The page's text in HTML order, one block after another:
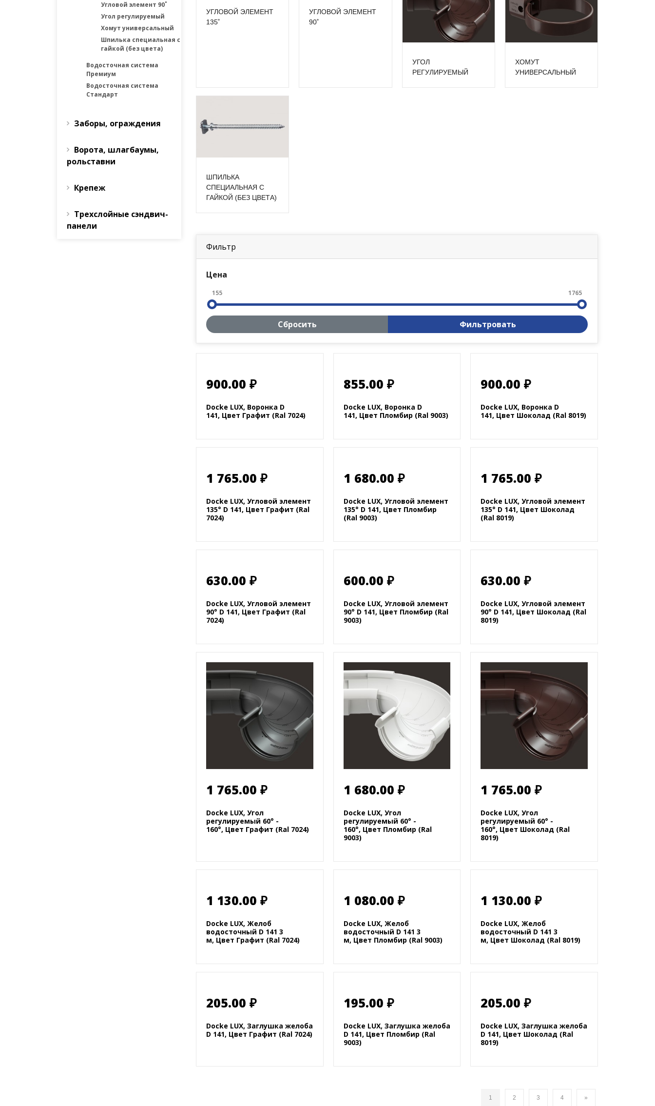
Угловой элемент 90˚
Угол регулируемый
Хомут универсальный
Шпилька специальная с
гайкой (без цвета)
Водосточная система
Премиум
Водосточная система
Стандарт
Заборы, ограждения
Ворота, шлагбаумы,
рольставни
Крепеж
Трехслойные сэндвич-
панели
УГЛОВОЙ ЭЛЕМЕНТ
135˚
УГЛОВОЙ ЭЛЕМЕНТ
90˚
УГОЛ
РЕГУЛИРУЕМЫЙ
ХОМУТ
УНИВЕРСАЛЬНЫЙ
ШПИЛЬКА
СПЕЦИАЛЬНАЯ С
ГАЙКОЙ (БЕЗ ЦВЕТА)
Фильтр
Цена
155 1765
Сбросить Фильтровать
900.00 ₽
Docke LUX, Воронка D
141, Цвет Графит (Ral 7024)
855.00 ₽
Docke LUX, Воронка D
141, Цвет Пломбир (Ral 9003)
900.00 ₽
Docke LUX, Воронка D
141, Цвет Шоколад (Ral 8019)
1 765.00 ₽
Docke LUX, Угловой элемент
135° D 141, Цвет Графит (Ral
7024)
1 680.00 ₽
Docke LUX, Угловой элемент
135° D 141, Цвет Пломбир
(Ral 9003)
1 765.00 ₽
Docke LUX, Угловой элемент
135° D 141, Цвет Шоколад
(Ral 8019)
630.00 ₽
Docke LUX, Угловой элемент
90° D 141, Цвет Графит (Ral
7024)
600.00 ₽
Docke LUX, Угловой элемент
90° D 141, Цвет Пломбир (Ral
9003)
630.00 ₽
Docke LUX, Угловой элемент
90° D 141, Цвет Шоколад (Ral
8019)
1 765.00 ₽
Docke LUX, Угол
регулируемый 60° -
160°, Цвет Графит (Ral 7024)
1 680.00 ₽
Docke LUX, Угол
регулируемый 60° -
160°, Цвет Пломбир (Ral
9003)
1 765.00 ₽
Docke LUX, Угол
регулируемый 60° -
160°, Цвет Шоколад (Ral
8019)
1 130.00 ₽
Docke LUX, Желоб
водосточный D 141 3
м, Цвет Графит (Ral 7024)
1 080.00 ₽
Docke LUX, Желоб
водосточный D 141 3
м, Цвет Пломбир (Ral 9003)
1 130.00 ₽
Docke LUX, Желоб
водосточный D 141 3
м, Цвет Шоколад (Ral 8019)
205.00 ₽
Docke LUX, Заглушка желоба
D 141, Цвет Графит (Ral 7024)
195.00 ₽
Docke LUX, Заглушка желоба
D 141, Цвет Пломбир (Ral
9003)
205.00 ₽
Docke LUX, Заглушка желоба
D 141, Цвет Шоколад (Ral
8019)
1 2 3 4 »